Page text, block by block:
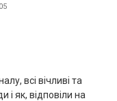
всі вічливі та
і як, відповіли на